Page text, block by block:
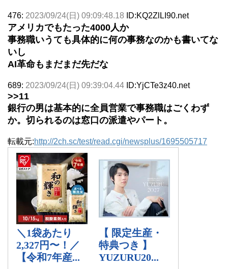
476: 2023/09/24(日) 09:09:48.18 ID:KQ2ZlLI90.net
アメリカでもたった4000人か
事務職いうても具体的に何の事務なのかも書いてな
いし
AI革命もまだまだ先だな
689: 2023/09/24(日) 09:39:04.44 ID:YjCTe3z40.net
>>11
銀行の男は基本的に全員営業で事務職はごくわず
か。切られるのは窓口の派遣やパート。
転載元:http://2ch.sc/test/read.cgi/newsplus/1695505717